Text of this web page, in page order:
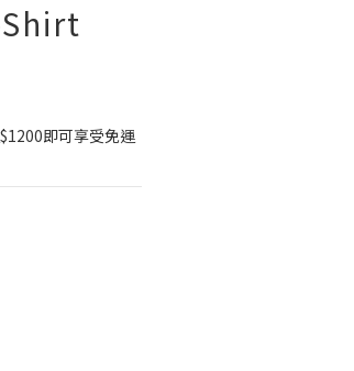
即可享受免運